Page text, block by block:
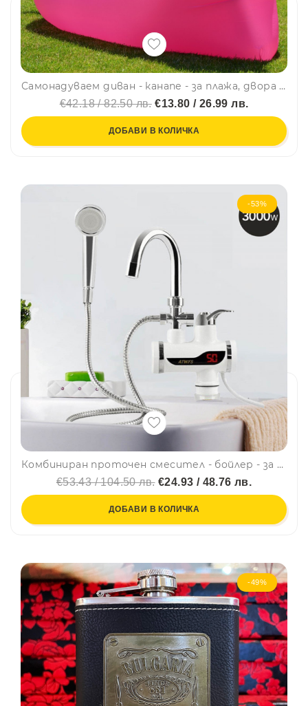
Самонадуваем диван - канапе - за плажа, двора или у дома дава комфорт и релакс
€42.18 / 82.50 лв.€13.80 / 26.99 лв.
ДОБАВИ В КОЛИЧКА
-53%
Комбиниран проточен смесител - бойлер - за мивка и душ 2 в 1, 3000W, ЗА СТОЯЩ МОНТАЖ, BFO4
€53.43 / 104.50 лв.€24.93 / 48.76 лв.
ДОБАВИ В КОЛИЧКА
-49%